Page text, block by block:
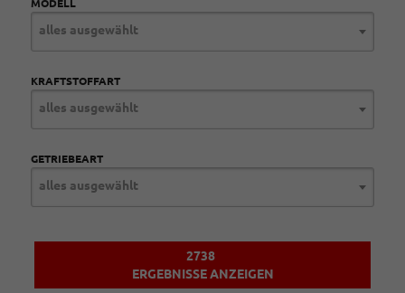
MODELL
alles ausgewählt
KRAFTSTOFFART
alles ausgewählt
GETRIEBEART
alles ausgewählt
2738
ERGEBNISSE ANZEIGEN